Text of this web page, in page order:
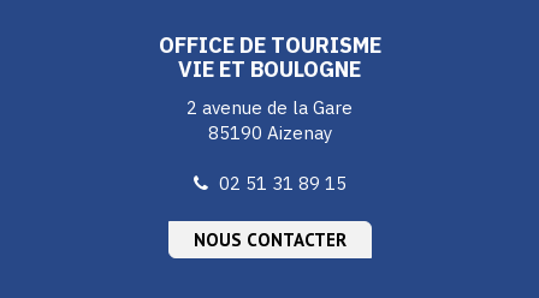
OFFICE DE TOURISME
VIE ET BOULOGNE
2 avenue de la Gare
85190 Aizenay
02 51 31 89 15
NOUS CONTACTER